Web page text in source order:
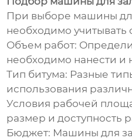
При выборе машины
необходимо
Объем работ:
необходимо нанести и
Тип битума: Разные
использования
Условия рабочей
размер и доступность
Бюджет: Машины для